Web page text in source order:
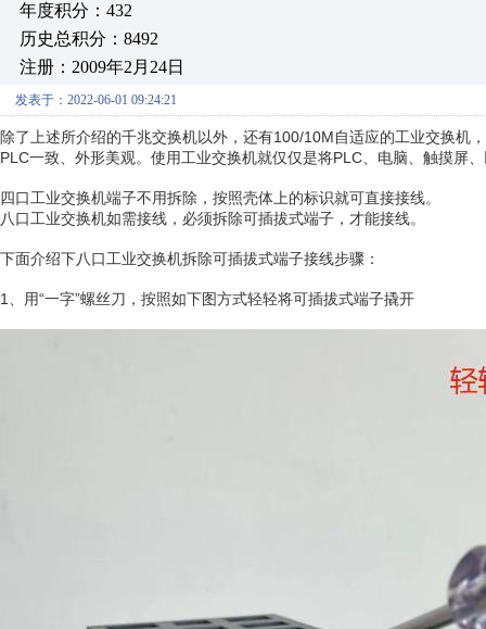
年度积分：432
历史总积分：8492
注册：2009年2月24日
发表于：2022-06-01 09:24:21
除了上述所介绍的千兆交换机以外，还有100/10M自适应的工业交换
PLC一致、外形美观。使用工业交换机就仅仅是将PLC、电脑、触摸屏
四口工业交换机端子不用拆除，按照壳体上的标识就可直接接线。
八口工业交换机如需接线，必须拆除可插拔式端子，才能接线。
下面介绍下八口工业交换机拆除可插拔式端子接线步骤：
1、用“一字”螺丝刀，按照如下图方式轻轻将可插拔式端子撬开